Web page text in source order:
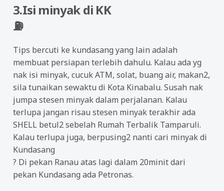
3.Isi minyak di KK
⛽
Tips bercuti ke kundasang yang lain adalah
membuat persiapan terlebih dahulu. Kalau ada yg
nak isi minyak, cucuk ATM, solat, buang air, makan2,
sila tunaikan sewaktu di Kota Kinabalu. Susah nak
jumpa stesen minyak dalam perjalanan. Kalau
terlupa jangan risau stesen minyak terakhir ada
SHELL betul2 sebelah Rumah Terbalik Tamparuli.
Kalau terlupa juga, berpusing2 nanti cari minyak di
Kundasang
? Di pekan Ranau atas lagi dalam 20minit dari
pekan Kundasang ada Petronas.